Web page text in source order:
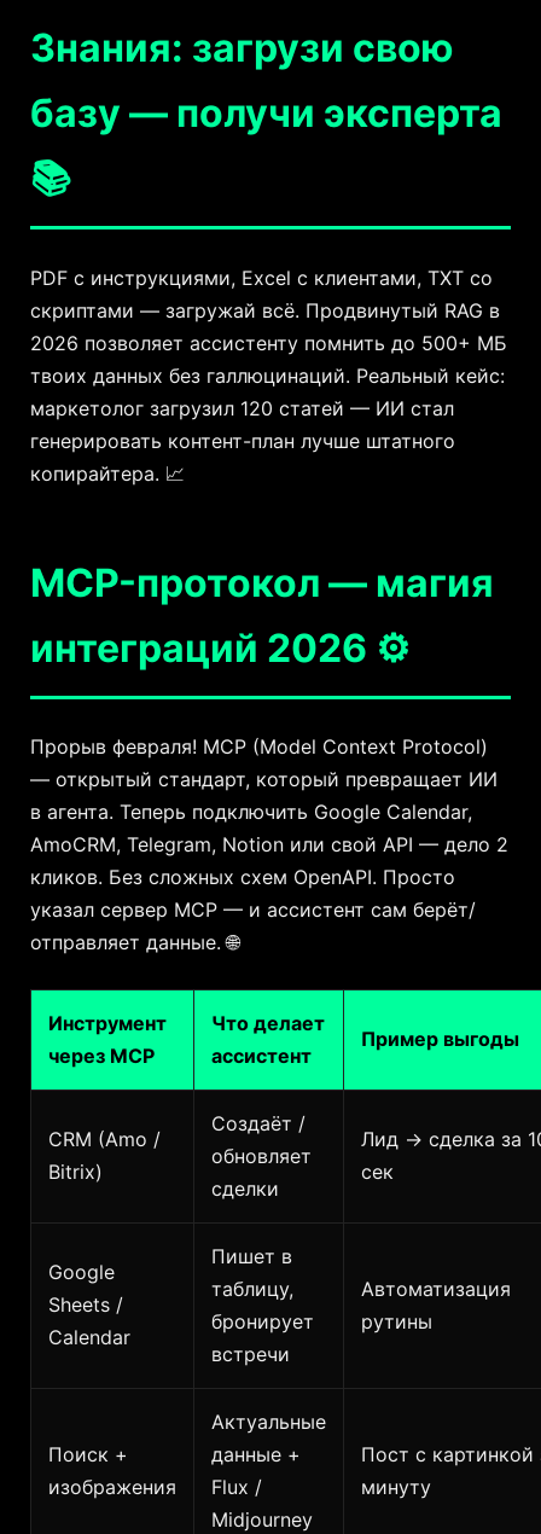
Знания: загрузи свою
базу — получи эксперта
📚
PDF с инструкциями, Excel с клиентами, TXT со
скриптами — загружай всё. Продвинутый RAG в
2026 позволяет ассистенту помнить до 500+ МБ
твоих данных без галлюцинаций. Реальный кейс:
маркетолог загрузил 120 статей — ИИ стал
генерировать контент-план лучше штатного
копирайтера. 📈
MCP-протокол — магия
интеграций 2026 ⚙️
Прорыв февраля! MCP (Model Context Protocol)
— открытый стандарт, который превращает ИИ
в агента. Теперь подключить Google Calendar,
AmoCRM, Telegram, Notion или свой API — дело 2
кликов. Без сложных схем OpenAPI. Просто
указал сервер MCP — и ассистент сам берёт/
отправляет данные. 🌐
Инструмент
через MCP
Что делает
ассистент
Пример выгоды
CRM (Amo /
Bitrix)
Создаёт /
обновляет
сделки
Лид → сделка за
сек
Google
Sheets /
Calendar
Пишет в
таблицу,
бронирует
встречи
Автоматизация
рутины
Поиск +
изображения
Актуальные
данные +
Flux /
Midjourney
Пост с картинкой
минуту